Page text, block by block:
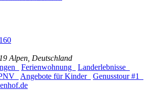
Alpen, Deutschland
Ferienwohnung
Landerlebnisse
Angebote für Kinder
Genusstour #1